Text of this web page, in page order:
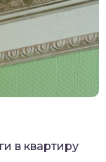
в квартиру